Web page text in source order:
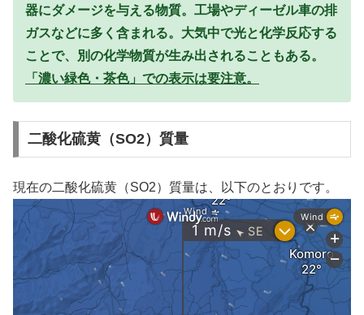
器にダメージを与える物質。工場やディーゼル車の排
ガスなどに多く含まれる。大気中で光と化学反応する
ことで、別の化学物質が生み出されることもある。
「濃い緑色・茶色」での表示は要注意。
二酸化硫黄（SO2）質量
現在の二酸化硫黄（SO2）質量は、以下のとおりです。